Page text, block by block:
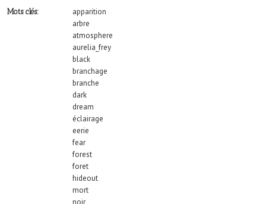
Mots clés:
apparition
arbre
atmosphere
aurelia_frey
black
branchage
branche
dark
dream
éclairage
eerie
fear
forest
foret
hideout
mort